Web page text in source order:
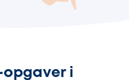
opgaver i